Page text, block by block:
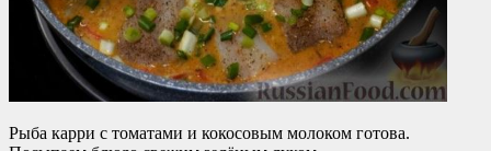
Рыба карри с томатами и кокосовым молоком готова.